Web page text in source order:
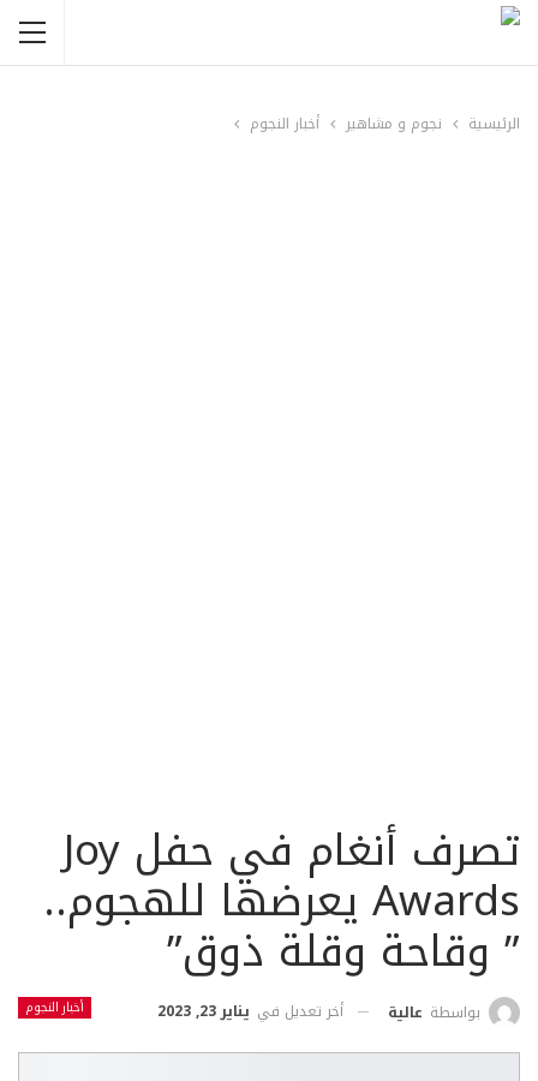
الرئيسية نجوم و مشاهير أخبار النجوم
تصرف أنغام في حفل Joy
Awards يعرضها للهجوم..
” وقاحة وقلة ذوق”
أخبار النجوم بواسطة عالية أخر تعديل في يناير 23, 2023